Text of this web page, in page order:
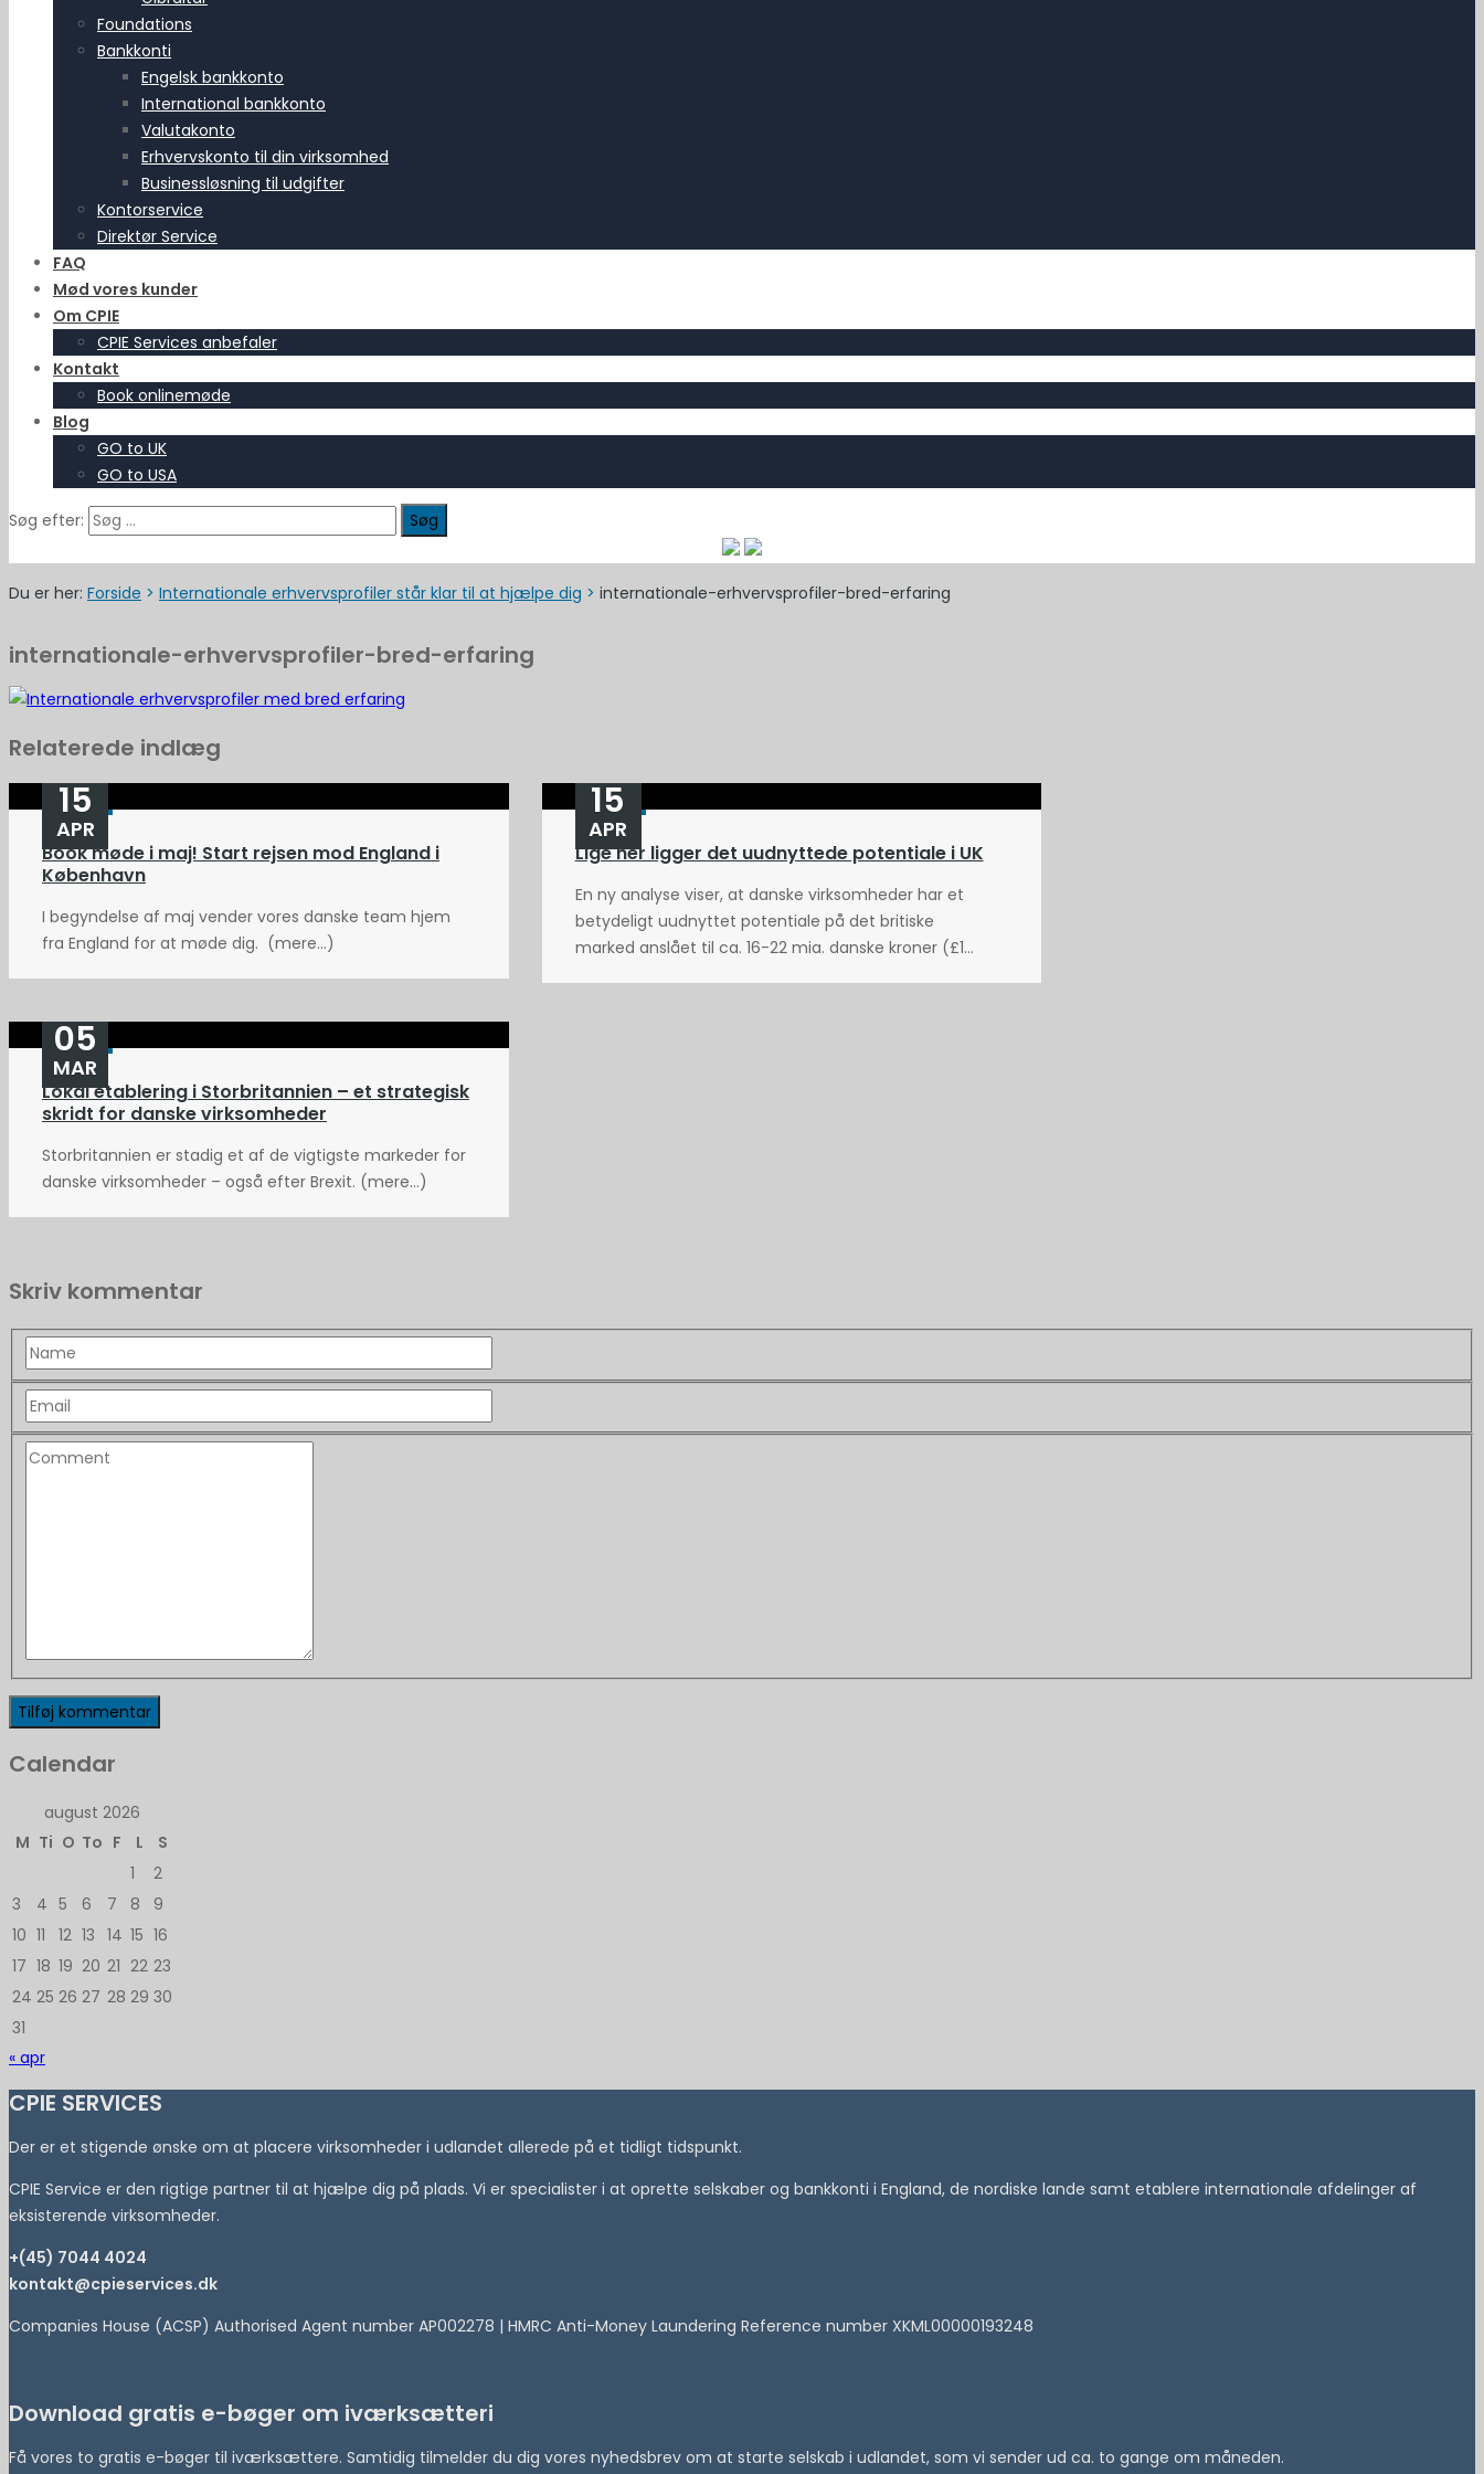
Foundations
Bankkonti
Engelsk bankkonto
International bankkonto
Valutakonto
Erhvervskonto til din virksomhed
Businessløsning til udgifter
Kontorservice
Direktør Service
FAQ
Mød vores kunder
Om CPIE
CPIE Services anbefaler
Kontakt
Book onlinemøde
Blog
GO to UK
GO to USA
Søg efter:
Du er her: Forside > Internationale erhvervsprofiler står klar til at hjælpe dig > internationale-erhvervsprofiler-bred-erfaring
internationale-erhvervsprofiler-bred-erfaring
Relaterede indlæg
Book møde i maj! Start rejsen mod England i
København
15
APR
I begyndelse af maj vender vores danske team hjem
fra England for at møde dig. (mere…)
Lige her ligger det uudnyttede potentiale i UK
15
APR
En ny analyse viser, at danske virksomheder har et
betydeligt uudnyttet potentiale på det britiske
marked anslået til ca. 16-22 mia. danske kroner (£1...
Lokal etablering i Storbritannien – et strategisk
skridt for danske virksomheder
05
MAR
Storbritannien er stadig et af de vigtigste markeder for
danske virksomheder – også efter Brexit. (mere…)
Skriv kommentar
Calendar
august 2026
M Ti O To F L
S
1
2
3
4 5 6 7 8
9
10 11 12 13 14 15 16
17 18 19 20 21 22 23
24 25 26 27 28 29 30
31
« apr
CPIE SERVICES
Der er et stigende ønske om at placere virksomheder i udlandet allerede på et tidligt tidspunkt.
CPIE Service er den rigtige partner til at hjælpe dig på plads. Vi er specialister i at oprette selskaber og bankkonti i England, de nordiske lande samt etablere internationale afdelinger af
eksisterende virksomheder.
+(45) 7044 4024
kontakt@cpieservices.dk
Companies House (ACSP) Authorised Agent number AP002278 | HMRC Anti-Money Laundering Reference number XKML00000193248
Download gratis e-bøger om iværksætteri
Få vores to gratis e-bøger til iværksættere. Samtidig tilmelder du dig vores nyhedsbrev om at starte selskab i udlandet, som vi sender ud ca. to gange om måneden.